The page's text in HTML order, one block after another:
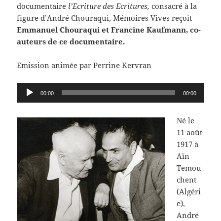
documentaire l’Ecriture des Ecritures, consacré à la
figure d’André Chouraqui, Mémoires Vives reçoit
Emmanuel Chouraqui et Francine Kaufmann, co-
auteurs de ce documentaire.
Emission animée par Perrine Kervran
Lecteur
audio
00:00 00:00
Né le
11 août
1917 à
Aïn
Temou
chent
(Algéri
e),
André